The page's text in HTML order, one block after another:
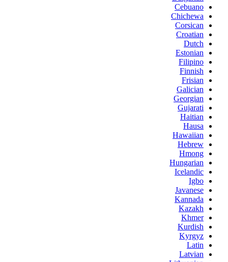
Cebuano
Chichewa
Corsican
Croatian
Dutch
Estonian
Filipino
Finnish
Frisian
Galician
Georgian
Gujarati
Haitian
Hausa
Hawaiian
Hebrew
Hmong
Hungarian
Icelandic
Igbo
Javanese
Kannada
Kazakh
Khmer
Kurdish
Kyrgyz
Latin
Latvian